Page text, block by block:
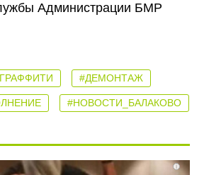
Администрации БМР
#ДЕМОНТАЖ
#НОВОСТИ_БАЛАКОВО
i